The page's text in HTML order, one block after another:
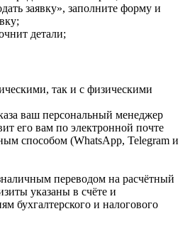
заявку», заполните форму и
детали;
так и с физическими
ваш персональный менеджер
его вам по электронной почте
способом (WhatsApp, Telegram и
переводом на расчётный
указаны в счёте и
бухгалтерского и налогового